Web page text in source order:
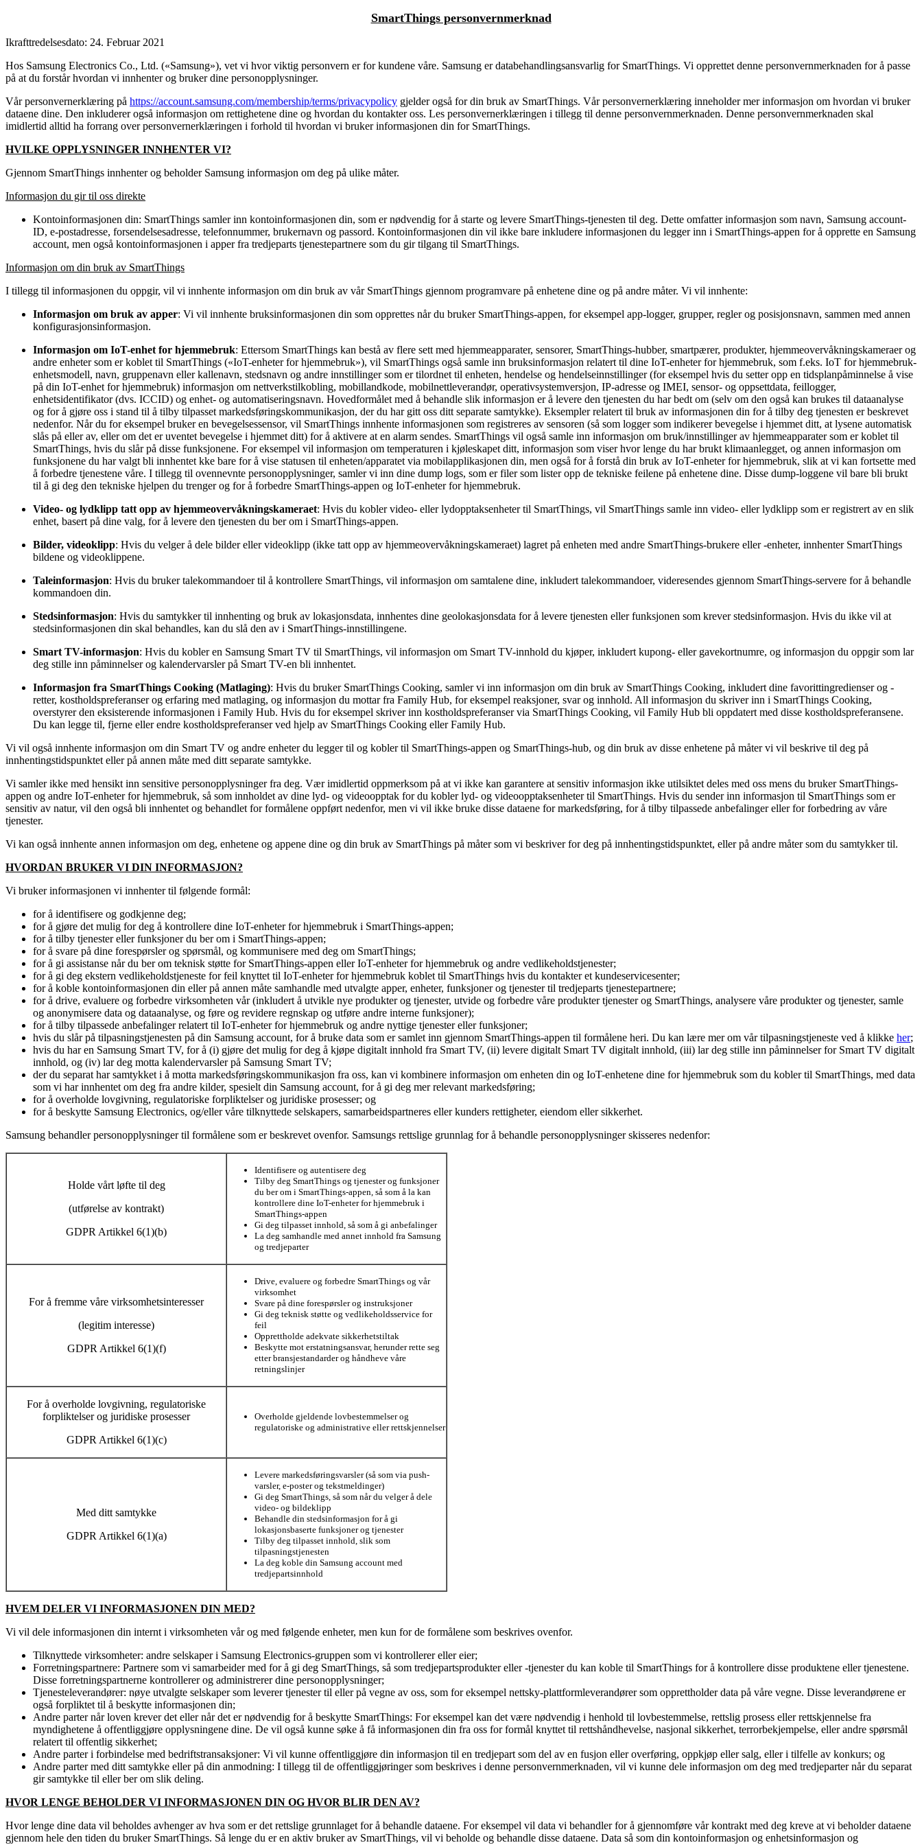
SmartThings personvernmerknad
Ikrafttredelsesdato: 24. Februar 2021
Hos Samsung Electronics Co., Ltd. («Samsung»), vet vi hvor viktig personvern er for kundene våre. Samsung er databehandlingsansvarlig for SmartThings. Vi opprettet denne personvernmerknaden for å passe
på at du forstår hvordan vi innhenter og bruker dine personopplysninger.
Vår personvernerklæring på https://account.samsung.com/membership/terms/privacypolicy gjelder også for din bruk av SmartThings. Vår personvernerklæring inneholder mer informasjon om hvordan vi bruker
dataene dine. Den inkluderer også informasjon om rettighetene dine og hvordan du kontakter oss. Les personvernerklæringen i tillegg til denne personvernmerknaden. Denne personvernmerknaden skal
imidlertid alltid ha forrang over personvernerklæringen i forhold til hvordan vi bruker informasjonen din for SmartThings.
HVILKE OPPLYSNINGER INNHENTER VI?
Gjennom SmartThings innhenter og beholder Samsung informasjon om deg på ulike måter.
Informasjon du gir til oss direkte
Kontoinformasjonen din: SmartThings samler inn kontoinformasjonen din, som er nødvendig for å starte og levere SmartThings-tjenesten til deg. Dette omfatter informasjon som navn, Samsung account-
ID, e-postadresse, forsendelsesadresse, telefonnummer, brukernavn og passord. Kontoinformasjonen din vil ikke bare inkludere informasjonen du legger inn i SmartThings-appen for å opprette en Samsung
account, men også kontoinformasjonen i apper fra tredjeparts tjenestepartnere som du gir tilgang til SmartThings.
Informasjon om din bruk av SmartThings
I tillegg til informasjonen du oppgir, vil vi innhente informasjon om din bruk av vår SmartThings gjennom programvare på enhetene dine og på andre måter. Vi vil innhente:
Informasjon om bruk av apper: Vi vil innhente bruksinformasjonen din som opprettes når du bruker SmartThings-appen, for eksempel app-logger, grupper, regler og posisjonsnavn, sammen med annen
konfigurasjonsinformasjon.
Informasjon om IoT-enhet for hjemmebruk: Ettersom SmartThings kan bestå av flere sett med hjemmeapparater, sensorer, SmartThings-hubber, smartpærer, produkter, hjemmeovervåkningskameraer og
andre enheter som er koblet til SmartThings («IoT-enheter for hjemmebruk»), vil SmartThings også samle inn bruksinformasjon relatert til dine IoT-enheter for hjemmebruk, som f.eks. IoT for hjemmebruk-
enhetsmodell, navn, gruppenavn eller kallenavn, stedsnavn og andre innstillinger som er tilordnet til enheten, hendelse og hendelseinnstillinger (for eksempel hvis du setter opp en tidsplanpåminnelse å vise
på din IoT-enhet for hjemmebruk) informasjon om nettverkstilkobling, mobillandkode, mobilnettleverandør, operativsystemversjon, IP-adresse og IMEI, sensor- og oppsettdata, feillogger,
enhetsidentifikator (dvs. ICCID) og enhet- og automatiseringsnavn. Hovedformålet med å behandle slik informasjon er å levere den tjenesten du har bedt om (selv om den også kan brukes til dataanalyse
og for å gjøre oss i stand til å tilby tilpasset markedsføringskommunikasjon, der du har gitt oss ditt separate samtykke). Eksempler relatert til bruk av informasjonen din for å tilby deg tjenesten er beskrevet
nedenfor. Når du for eksempel bruker en bevegelsessensor, vil SmartThings innhente informasjonen som registreres av sensoren (så som logger som indikerer bevegelse i hjemmet ditt, at lysene automatisk
slås på eller av, eller om det er uventet bevegelse i hjemmet ditt) for å aktivere at en alarm sendes. SmartThings vil også samle inn informasjon om bruk/innstillinger av hjemmeapparater som er koblet til
SmartThings, hvis du slår på disse funksjonene. For eksempel vil informasjon om temperaturen i kjøleskapet ditt, informasjon som viser hvor lenge du har brukt klimaanlegget, og annen informasjon om
funksjonene du har valgt bli innhentet kke bare for å vise statusen til enheten/apparatet via mobilapplikasjonen din, men også for å forstå din bruk av IoT-enheter for hjemmebruk, slik at vi kan fortsette med
å forbedre tjenestene våre. I tillegg til ovennevnte personopplysninger, samler vi inn dine dump logs, som er filer som lister opp de tekniske feilene på enhetene dine. Disse dump-loggene vil bare bli brukt
til å gi deg den tekniske hjelpen du trenger og for å forbedre SmartThings-appen og IoT-enheter for hjemmebruk.
Video- og lydklipp tatt opp av hjemmeovervåkningskameraet: Hvis du kobler video- eller lydopptaksenheter til SmartThings, vil SmartThings samle inn video- eller lydklipp som er registrert av en slik
enhet, basert på dine valg, for å levere den tjenesten du ber om i SmartThings-appen.
Bilder, videoklipp: Hvis du velger å dele bilder eller videoklipp (ikke tatt opp av hjemmeovervåkningskameraet) lagret på enheten med andre SmartThings-brukere eller -enheter, innhenter SmartThings
bildene og videoklippene.
Taleinformasjon: Hvis du bruker talekommandoer til å kontrollere SmartThings, vil informasjon om samtalene dine, inkludert talekommandoer, videresendes gjennom SmartThings-servere for å behandle
kommandoen din.
Stedsinformasjon: Hvis du samtykker til innhenting og bruk av lokasjonsdata, innhentes dine geolokasjonsdata for å levere tjenesten eller funksjonen som krever stedsinformasjon. Hvis du ikke vil at
stedsinformasjonen din skal behandles, kan du slå den av i SmartThings-innstillingene.
Smart TV-informasjon: Hvis du kobler en Samsung Smart TV til SmartThings, vil informasjon om Smart TV-innhold du kjøper, inkludert kupong- eller gavekortnumre, og informasjon du oppgir som lar
deg stille inn påminnelser og kalendervarsler på Smart TV-en bli innhentet.
Informasjon fra SmartThings Cooking (Matlaging): Hvis du bruker SmartThings Cooking, samler vi inn informasjon om din bruk av SmartThings Cooking, inkludert dine favorittingredienser og -
retter, kostholdspreferanser og erfaring med matlaging, og informasjon du mottar fra Family Hub, for eksempel reaksjoner, svar og innhold. All informasjon du skriver inn i SmartThings Cooking,
overstyrer den eksisterende informasjonen i Family Hub. Hvis du for eksempel skriver inn kostholdspreferanser via SmartThings Cooking, vil Family Hub bli oppdatert med disse kostholdspreferansene.
Du kan legge til, fjerne eller endre kostholdspreferanser ved hjelp av SmartThings Cooking eller Family Hub.
Vi vil også innhente informasjon om din Smart TV og andre enheter du legger til og kobler til SmartThings-appen og SmartThings-hub, og din bruk av disse enhetene på måter vi vil beskrive til deg på
innhentingstidspunktet eller på annen måte med ditt separate samtykke.
Vi samler ikke med hensikt inn sensitive personopplysninger fra deg. Vær imidlertid oppmerksom på at vi ikke kan garantere at sensitiv informasjon ikke utilsiktet deles med oss mens du bruker SmartThings-
appen og andre IoT-enheter for hjemmebruk, så som innholdet av dine lyd- og videoopptak for du kobler lyd- og videoopptaksenheter til SmartThings. Hvis du sender inn informasjon til SmartThings som er
sensitiv av natur, vil den også bli innhentet og behandlet for formålene oppført nedenfor, men vi vil ikke bruke disse dataene for markedsføring, for å tilby tilpassede anbefalinger eller for forbedring av våre
tjenester.
Vi kan også innhente annen informasjon om deg, enhetene og appene dine og din bruk av SmartThings på måter som vi beskriver for deg på innhentingstidspunktet, eller på andre måter som du samtykker til.
HVORDAN BRUKER VI DIN INFORMASJON?
Vi bruker informasjonen vi innhenter til følgende formål:
for å identifisere og godkjenne deg;
for å gjøre det mulig for deg å kontrollere dine IoT-enheter for hjemmebruk i SmartThings-appen;
for å tilby tjenester eller funksjoner du ber om i SmartThings-appen;
for å svare på dine forespørsler og spørsmål, og kommunisere med deg om SmartThings;
for å gi assistanse når du ber om teknisk støtte for SmartThings-appen eller IoT-enheter for hjemmebruk og andre vedlikeholdstjenester;
for å gi deg ekstern vedlikeholdstjeneste for feil knyttet til IoT-enheter for hjemmebruk koblet til SmartThings hvis du kontakter et kundeservicesenter;
for å koble kontoinformasjonen din eller på annen måte samhandle med utvalgte apper, enheter, funksjoner og tjenester til tredjeparts tjenestepartnere;
for å drive, evaluere og forbedre virksomheten vår (inkludert å utvikle nye produkter og tjenester, utvide og forbedre våre produkter tjenester og SmartThings, analysere våre produkter og tjenester, samle
og anonymisere data og dataanalyse, og føre og revidere regnskap og utføre andre interne funksjoner);
for å tilby tilpassede anbefalinger relatert til IoT-enheter for hjemmebruk og andre nyttige tjenester eller funksjoner;
hvis du slår på tilpasningstjenesten på din Samsung account, for å bruke data som er samlet inn gjennom SmartThings-appen til formålene heri. Du kan lære mer om vår tilpasningstjeneste ved å klikke her;
hvis du har en Samsung Smart TV, for å (i) gjøre det mulig for deg å kjøpe digitalt innhold fra Smart TV, (ii) levere digitalt Smart TV digitalt innhold, (iii) lar deg stille inn påminnelser for Smart TV digitalt
innhold, og (iv) lar deg motta kalendervarsler på Samsung Smart TV;
der du separat har samtykket i å motta markedsføringskommunikasjon fra oss, kan vi kombinere informasjon om enheten din og IoT-enhetene dine for hjemmebruk som du kobler til SmartThings, med data
som vi har innhentet om deg fra andre kilder, spesielt din Samsung account, for å gi deg mer relevant markedsføring;
for å overholde lovgivning, regulatoriske forpliktelser og juridiske prosesser; og
for å beskytte Samsung Electronics, og/eller våre tilknyttede selskapers, samarbeidspartneres eller kunders rettigheter, eiendom eller sikkerhet.
Samsung behandler personopplysninger til formålene som er beskrevet ovenfor. Samsungs rettslige grunnlag for å behandle personopplysninger skisseres nedenfor:
Holde vårt løfte til deg
(utførelse av kontrakt)
GDPR Artikkel 6(1)(b)
Identifisere og autentisere deg
Tilby deg SmartThings og tjenester og funksjoner
du ber om i SmartThings-appen, så som å la kan
kontrollere dine IoT-enheter for hjemmebruk i
SmartThings-appen
Gi deg tilpasset innhold, så som å gi anbefalinger
La deg samhandle med annet innhold fra Samsung
og tredjeparter
For å fremme våre virksomhetsinteresser
(legitim interesse)
GDPR Artikkel 6(1)(f)
Drive, evaluere og forbedre SmartThings og vår
virksomhet
Svare på dine forespørsler og instruksjoner
Gi deg teknisk støtte og vedlikeholdsservice for
feil
Opprettholde adekvate sikkerhetstiltak
Beskytte mot erstatningsansvar, herunder rette seg
etter bransjestandarder og håndheve våre
retningslinjer
For å overholde lovgivning, regulatoriske
forpliktelser og juridiske prosesser
GDPR Artikkel 6(1)(c)
Overholde gjeldende lovbestemmelser og
regulatoriske og administrative eller rettskjennelser
Med ditt samtykke
GDPR Artikkel 6(1)(a)
Levere markedsføringsvarsler (så som via push-
varsler, e-poster og tekstmeldinger)
Gi deg SmartThings, så som når du velger å dele
video- og bildeklipp
Behandle din stedsinformasjon for å gi
lokasjonsbaserte funksjoner og tjenester
Tilby deg tilpasset innhold, slik som
tilpasningstjenesten
La deg koble din Samsung account med
tredjepartsinnhold
HVEM DELER VI INFORMASJONEN DIN MED?
Vi vil dele informasjonen din internt i virksomheten vår og med følgende enheter, men kun for de formålene som beskrives ovenfor.
Tilknyttede virksomheter: andre selskaper i Samsung Electronics-gruppen som vi kontrollerer eller eier;
Forretningspartnere: Partnere som vi samarbeider med for å gi deg SmartThings, så som tredjepartsprodukter eller -tjenester du kan koble til SmartThings for å kontrollere disse produktene eller tjenestene.
Disse forretningspartnerne kontrollerer og administrerer dine personopplysninger;
Tjenesteleverandører: nøye utvalgte selskaper som leverer tjenester til eller på vegne av oss, som for eksempel nettsky-plattformleverandører som opprettholder data på våre vegne. Disse leverandørene er
også forpliktet til å beskytte informasjonen din;
Andre parter når loven krever det eller når det er nødvendig for å beskytte SmartThings: For eksempel kan det være nødvendig i henhold til lovbestemmelse, rettslig prosess eller rettskjennelse fra
myndighetene å offentliggjøre opplysningene dine. De vil også kunne søke å få informasjonen din fra oss for formål knyttet til rettshåndhevelse, nasjonal sikkerhet, terrorbekjempelse, eller andre spørsmål
relatert til offentlig sikkerhet;
Andre parter i forbindelse med bedriftstransaksjoner: Vi vil kunne offentliggjøre din informasjon til en tredjepart som del av en fusjon eller overføring, oppkjøp eller salg, eller i tilfelle av konkurs; og
Andre parter med ditt samtykke eller på din anmodning: I tillegg til de offentliggjøringer som beskrives i denne personvernmerknaden, vil vi kunne dele informasjon om deg med tredjeparter når du separat
gir samtykke til eller ber om slik deling.
HVOR LENGE BEHOLDER VI INFORMASJONEN DIN OG HVOR BLIR DEN AV?
Hvor lenge dine data vil beholdes avhenger av hva som er det rettslige grunnlaget for å behandle dataene. For eksempel vil data vi behandler for å gjennomføre vår kontrakt med deg kreve at vi beholder dataene
gjennom hele den tiden du bruker SmartThings. Så lenge du er en aktiv bruker av SmartThings, vil vi beholde og behandle disse dataene. Data så som din kontoinformasjon og enhetsinformasjon og